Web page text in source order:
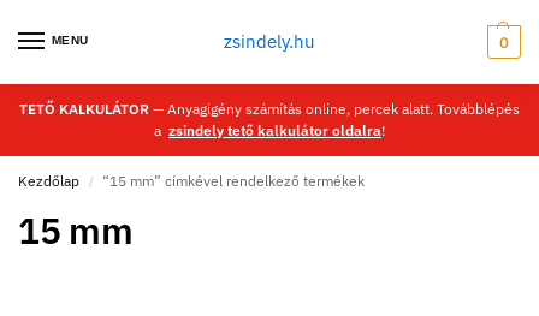
MENU zsindely.hu 0
TETŐ KALKULÁTOR — Anyagigény számítás online, percek alatt. Továbblépés
a zsindely tető kalkulátor oldalra!
Kezdőlap / “15 mm” címkével rendelkező termékek
15 mm